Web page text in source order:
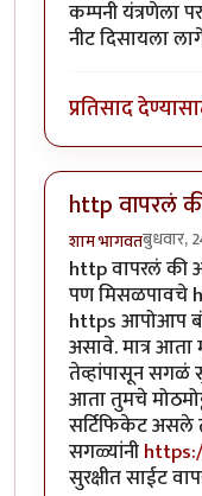
कम्पनी यंत्रणेला
नीट दिसायला
प्रतिसाद
http वापरलं
शाम भागवतबुधवार,
http वापरलं की
पण मिसळपावचे
https आपोआप
असावे. मात्र
तेव्हांपासून सगळं
आता तुमचे
सर्टिफिकेट असले
सगळ्यांनी
सुरक्षीत साईट